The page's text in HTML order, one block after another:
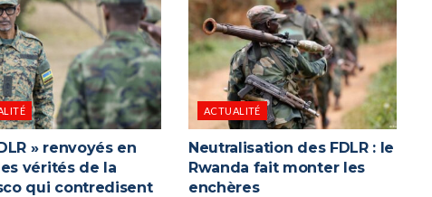
» renvoyés en
vérités de la
qui contredisent
ACTUALITÉ
Neutralisation des FDLR : le
Rwanda fait monter les
enchères